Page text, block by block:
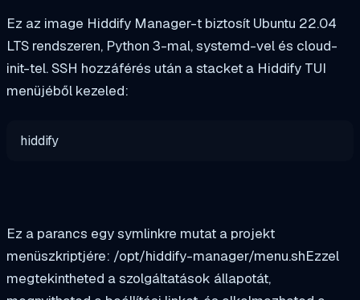
Ez az image Hiddify Manager-t biztosít Ubuntu 22.04
LTS rendszeren, Python 3-mal, systemd-vel és cloud-
init-tel. SSH hozzáférés után a stacket a Hiddify TUI
menüjéből kezeled:
hiddify
Ez a parancs egy symlinkre mutat a projekt
menüszkriptjére: /opt/hiddify-manager/menu.shEzzel
megtekintheted a szolgáltatások állapotát,